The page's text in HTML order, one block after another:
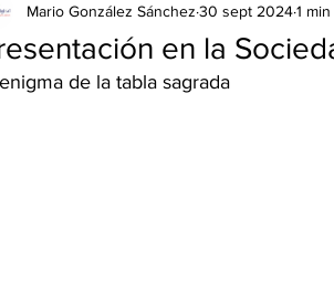
Artículos
en la
Mario González Sánchez 30 sept 20241
de la tabla sagrada